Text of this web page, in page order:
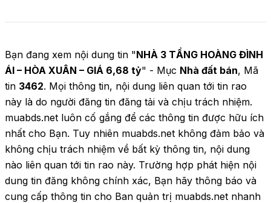
Bạn đang xem nội dung tin "NHÀ 3 TẦNG HOÀNG ĐÌNH
ÁI – HÒA XUÂN – GIÁ 6,68 tỷ" - Mục Nhà đất bán, Mã
tin 3462. Mọi thông tin, nội dung liên quan tới tin rao
này là do người đăng tin đăng tải và chịu trách nhiệm.
muabds.net luôn cố gắng để các thông tin được hữu ích
nhất cho Bạn. Tuy nhiên muabds.net không đảm bảo và
không chịu trách nhiệm về bất kỳ thông tin, nội dung
nào liên quan tới tin rao này. Trường hợp phát hiện nội
dung tin đăng không chính xác, Bạn hãy thông báo và
cung cấp thông tin cho Ban quản trị muabds.net nhanh